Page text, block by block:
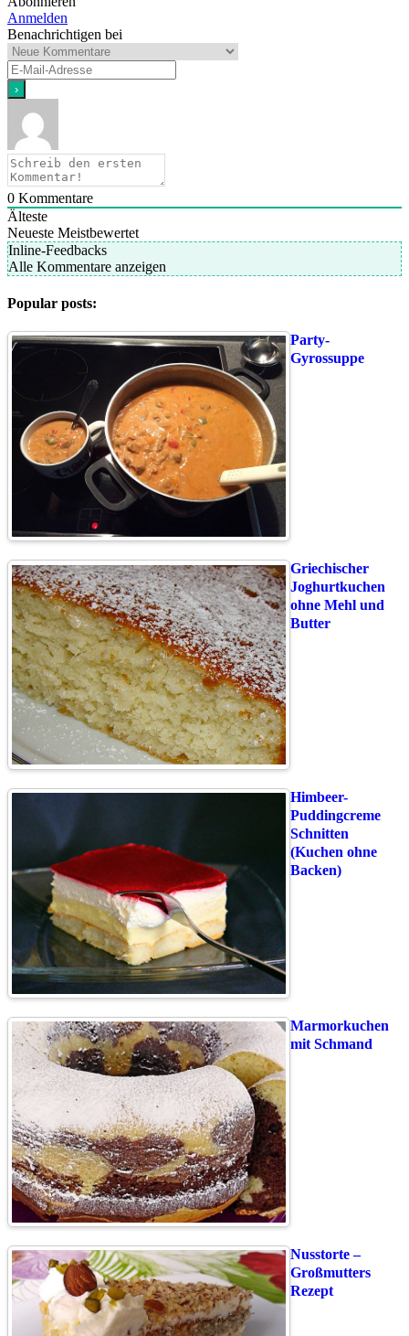
Anmelden
Benachrichtigen bei
0 Kommentare
Älteste
Neueste Meistbewertet
Inline-Feedbacks
Alle Kommentare anzeigen
Popular posts:
Party-
Gyrossuppe
Griechischer
Joghurtkuchen
ohne Mehl und
Butter
Himbeer-
Puddingcreme
Schnitten
(Kuchen ohne
Backen)
Marmorkuchen
mit Schmand
Nusstorte –
Großmutters
Rezept